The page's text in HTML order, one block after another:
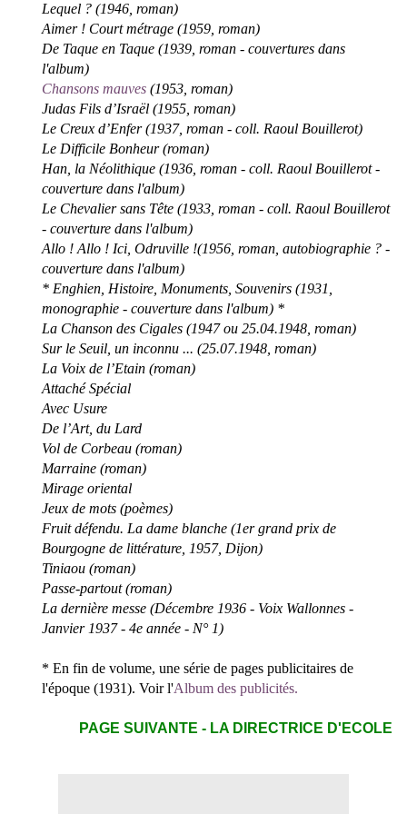
Lequel ? (1946, roman)
Aimer ! Court métrage (1959, roman)
De Taque en Taque (1939, roman - couvertures dans
l'album)
Chansons mauves (1953, roman)
Judas Fils d’Israël (1955, roman)
Le Creux d’Enfer (1937, roman - coll. Raoul Bouillerot)
Le Difficile Bonheur (roman)
Han, la Néolithique (1936, roman - coll. Raoul Bouillerot -
couverture dans l'album)
Le Chevalier sans Tête (1933, roman - coll. Raoul Bouillerot
- couverture dans l'album)
Allo ! Allo ! Ici, Odruville !(1956, roman, autobiographie ? -
couverture dans l'album)
* Enghien, Histoire, Monuments, Souvenirs (1931,
monographie - couverture dans l'album) *
La Chanson des Cigales (1947 ou 25.04.1948, roman)
Sur le Seuil, un inconnu ... (25.07.1948, roman)
La Voix de l’Etain (roman)
Attaché Spécial
Avec Usure
De l’Art, du Lard
Vol de Corbeau (roman)
Marraine (roman)
Mirage oriental
Jeux de mots (poèmes)
Fruit défendu. La dame blanche (1er grand prix de
Bourgogne de littérature, 1957, Dijon)
Tiniaou (roman)
Passe-partout (roman)
La dernière messe (Décembre 1936 - Voix Wallonnes -
Janvier 1937 - 4e année - N° 1)
* En fin de volume, une série de pages publicitaires de
l'époque (1931). Voir l'Album des publicités.
PAGE SUIVANTE - LA DIRECTRICE D'ECOLE